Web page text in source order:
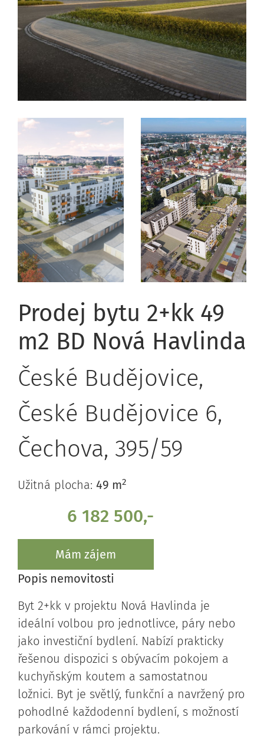
Prodej bytu 2+kk 49
m2 BD Nová Havlinda
České Budějovice,
České Budějovice 6,
Čechova, 395/59
Užitná plocha: 49 m2
6 182 500,-
Mám zájem
Popis nemovitosti
Byt 2+kk v projektu Nová Havlinda je
ideální volbou pro jednotlivce, páry nebo
jako investiční bydlení. Nabízí prakticky
řešenou dispozici s obývacím pokojem a
kuchyňským koutem a samostatnou
ložnici. Byt je světlý, funkční a navržený pro
pohodlné každodenní bydlení, s možností
parkování v rámci projektu.